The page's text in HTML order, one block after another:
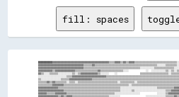
fill: spaces
██████████▓▓▓▓▓▓▓▓▓▓▓▓▓▓▓▓▓▓▓▓▓▓▓▓▓▓▓▓▓▓▓▓▓▓▓▓▓▓▓▓▒▒▒▒▓▓▓▓▒▒▓▓▒▒▓▓▓▓▒▒▒▒▒▒▒▒▒▒▒▒▒▒▒▒▒▒▒▒▒▒▒▒▒▒▒▒▒▒░░░░░░▒▒▒▒▒▒▒▒▒▒░░▒▒▓▓▒▒░░░░░░▒▒▒▒▒▒▒▒▒▒▒▒▒▒▒▒▒▒▒▒▒▒▒▒▒▒▒▒▒▒▒▒▒▒▒▒▒▒▓▓▓▓
▓▓▓▓▓▓▓▓▓▓▓▓▓▓▓▓▓▓▓▓▓▓▓▓▓▓▓▓▓▓▓▓▒▒▒▒▒▒▓▓▒▒▒▒▒▒▒▒▒▒▒▒▒▒▒▒▒▒▒▒▒▒▒▒▒▒▒▒▒▒▒▒▒▒▒▒▒▒▒▒▒▒▒▒░░░░░░▒▒▒▒▒▒▒▒░░░░░░░░░░▒▒▒▒▒▒▒▒▒▒▒▒▒▒▒▒▒▒▒▒▒▒▒▒▒▒▒▒▒▒▒▒▒▒▒▒▒▒▒▒░░░░░░░░░░░░▒▒▒▒▒▒▒▒▒▒
▓▓▓▓▓▓▓▓▓▓▓▓▓▓▓▓▓▓▓▓▓▓▓▓▓▓▓▓▓▓▓▓▒▒▒▒▒▒▒▒▒▒▒▒▒▒▒▒▒▒▒▒▒▒▒▒▒▒▒▒▒▒▒▒▒▒▒▒▒▒▒▒░░░░░░░░░░▒▒▒▒▒▒▒▒▒▒▒▒▒▒░░░░▒▒▒▒▒▒▒▒▒▒▒▒▒▒▒▒▒▒▒▒▒▒▒▒▒▒▒▒▒▒▒▒▒▒▒▒▒▒▒▒▒▒▒▒▒▒▒▒▒▒▒▒▒▒▒▒▒▒▒▒▒▒▒▒▒▒▒▒▒▒
▓▓▓▓▓▓▓▓▓▓▒▒▓▓▓▓▓▓▓▓▓▓▓▓▓▓▒▒▒▒▒▒▒▒▒▒▒▒▒▒▒▒▓▓▒▒▒▒▒▒▒▒▒▒▒▒▒▒▒▒░░░░            ░░  ░░░░░░░░░░▒▒░░▒▒░░▒▒░░░░░░░░░░▒▒▒▒▒▒▒▒▒▒▒▒▒▒▒▒▒▒▒▒▒▒▒▒▒▒▒▒▒▒▒▒▒▒▒▒░░▒▒▒▒▒▒▒▒▒▒▒▒▒▒▒▒▒▒▒▒▒▒
▓▓▒▒░░░░▒▒▒▒▒▒░░░░░░░░░░▒▒░░▒▒▓▓▓▓▓▓▓▓▓▓▓▓▒▒░░░░░░    ░░                ▒▒▒▒▒▒▒▒▒▒▒▒▒▒▒▒▒▒▒▒░░▒▒▒▒▒▒▒▒▒▒▒▒▒▒▒▒▒▒▒▒▒▒▒▒▒▒▒▒▒▒▒▒▒▒▒▒▒▒▒▒▒▒▒▒░░░░░░░░░░░░░░░░░░▒▒▒▒▒▒▒▒▒▒▒▒▒▒
░░░░░░░░░░░░░░░░░░░░▒▒▒▒▓▓▓▓▓▓▓▓▓▓▓▓▓▓▓▓▓▓▓▓▓▓▓▓▒▒▒▒▒▒▒▒▒▒▒▒▒▒▒▒▒▒▒▒▒▒▒▒▒▒▒▒▒▒▒▒▒▒▒▒▒▒▒▒▒▒▒▒▒▒▒▒▒▒▒▒▒▒▒▒░░░░░░░░▒▒▒▒▒▒▒▒▒▒▒▒▒▒▒▒▒▒▒▒▒▒▒▒▒▒▒▒▒▒▒▒▒▒▒▒▒▒▒▒░░    ░░░░░░░░▒▒▒▒
▒▒░░░░░░░░░░░░░░▒▒▒▒▒▒▓▓▓▓▓▓▓▓▓▓▓▓▓▓▓▓▒▒▒▒▒▒▒▒▒▒▒▒▒▒▒▒▒▒▒▒▒▒▒▒▒▒▒▒▒▒▒▒▒▒▒▒▒▒▒▒▒▒▒▒▒▒▒▒▒▒▒▒▒▒▒▒▒▒▒▒▒▒▒▒▒▒▒▒▒▒▒▒▒▒▒▒▒▒▒▒▒▒▒▒▒▒▒▒▒▒▒▒▒▒▒▒▒▒▒▒▒▒░░░░░░░░▒▒▒▒░░░░▒▒▒▒▒▒▒▒▒▒▒▒▒▒
▒▒▒▒▒▒▓▓▒▒▓▓▒▒▒▒▒▒▒▒░░▒▒▒▒░░▒▒▒▒▒▒▒▒▒▒▒▒▒▒▒▒▒▒▒▒▒▒▒▒▒▒▒▒░░▒▒▒▒▒▒▒▒▒▒░░▒▒▒▒▒▒▒▒▒▒▒▒▒▒▒▒▒▒▒▒▒▒▒▒▒▒▒▒▒▒▒▒▒▒▒▒▒▒▒▒▒▒▒▒▒▒░░░░░░░░▒▒▒▒░░░░░░░░░░        ░░▒▒▒▒▒▒▒▒▒▒▒▒▒▒▒▒▒▒▒▒▒▒
▒▒▒▒▒▒▒▒▒▒▓▓▓▓▓▓▓▓▒▒▒▒▒▒▒▒▒▒▒▒▒▒▒▒▒▒▒▒▒▒▒▒▒▒▒▒▒▒▒▒▒▒▒▒▒▒▒▒▒▒▒▒▒▒░░▒▒▒▒▒▒▒▒▒▒▒▒▒▒▒▒▒▒▒▒▒▒▒▒▒▒▒▒▒▒▒▒▒▒▒▒▒▒▒▒▒▒▒▒▒▒▒▒░░░░    ░░    ░░░░░░░░▒▒▒▒▒▒▒▒▒▒▒▒▒▒▒▒▒▒▒▒▒▒▒▒▒▒▒▒▒▒▒▒▒▒
▓▓▓▓▓▓▓▓▓▓▓▓▓▓▒▒▒▒▒▒▒▒▒▒▒▒▒▒▒▒▒▒▒▒▒▒▒▒▒▒▒▒▒▒▒▒▒▒▒▒▒▒▒▒▒▒▒▒░░░░░░░░░░░░░░░░░░░░░░░░░░▒▒▒▒▒▒▒▒▒▒▒▒▓▓▓▓▒▒▒▒▒▒▒▒▒▒▒▒    ░░░░▒▒░░░░░░░░░░▒▒▒▒▒▒▒▒▒▒▒▒▒▒▒▒▒▒▒▒▒▒▒▒░░░░▒▒▒▒▒▒▒▒▒▒
▓▓▓▓▓▓▓▓▓▓▓▓▓▓▓▓▓▓▒▒▒▒▒▒▒▒▒▒▒▒▒▒▒▒▒▒▒▒▒▒▒▒▒▒▒▒▒▒▒▒▒▒▒▒▒▒▒▒░░░░░░░░▒▒░░░░░░░░░░░░░░░░░░░░░░▒▒▒▒▓▓▓▓▓▓▒▒▒▒▓▓▓▓▒▒▓▓░░░░░░░░▒▒░░░░░░░░░░░░░░░░░░░░░░▒▒▒▒░░░░▒▒▒▒▒▒▒▒▒▒▒▒▒▒▒▒▒▒
▓▓▓▓▓▓▒▒▒▒▒▒▓▓▓▓▓▓▓▓▒▒▒▒▒▒▒▒▒▒▒▒▒▒▒▒▒▒▒▒▒▒▒▒▒▒▒▒▒▒▒▒▒▒░░░░░░░░░░░░░░░░░░            ░░░░░░▒▒▓▓▓▓▓▓▓▓▓▓▒▒▒▒▓▓▓▓▒▒░░░░░░░░░░▒▒▒▒░░░░░░░░░░░░░░░░░░░░░░░░░░░░░░▒▒▒▒▒▒▒▒▒▒▒▒▒▒
▓▓▓▓▓▓▓▓▓▓▓▓▓▓▒▒▓▓▒▒▓▓▓▓▒▒▒▒▒▒▒▒▒▒▒▒▒▒▒▒▒▒▒▒▒▒▒▒▒▒░░░░░░░░                  ░░░░░░░░░░░░░░▒▒▒▒▒▒▓▓▒▒▓▓▒▒▒▒▒▒▒▒░░░░░░░░░░░░░░░░░░░░░░░░░░░░▒▒▒▒▒▒░░░░░░░░░░░░░░░░░░░░░░▒▒▒▒
▓▓▓▓▓▓▒▒▒▒▒▒▓▓▒▒▒▒▒▒▒▒▒▒▒▒▒▒▒▒▒▒▒▒▒▒▒▒▒▒▒▒░░░░░░░░      ░░░░▒▒▒▒▒▒░░░░░░░░░░░░░░░░░░░░░░▒▒▒▒░░▓▓▒▒▒▒▒▒▒▒▒▒▒▒▒▒░░░░░░░░░░░░░░░░░░░░▒▒▒▒░░▒▒▒▒░░░░▒▒▒▒░░░░░░░░░░░░░░▒▒▒▒▒▒▒▒
▓▓▓▓▒▒▒▒▒▒▒▒▒▒▓▓▓▓▒▒▒▒▒▒▒▒▒▒▒▒▒▒▒▒▒▒▒▒▒▒░░░░▒▒▒▒▒▒▒▒▒▒▒▒░░░░░░░░▒▒▒▒▒▒░░▒▒░░░░░░░░░░░░░░▒▒▒▒░░░░░░▒▒░░▒▒░░▒▒▒▒▒▒░░░░░░░░░░░░░░░░░░░░▒▒▒▒▒▒▒▒░░▒▒▒▒░░░░░░░░░░░░░░░░░░░░▒▒▒▒
▒▒▒▒▒▒▒▒▒▒▒▒▒▒▒▒▒▒▒▒▒▒▒▒▒▒▒▒░░░░░░░░░░▒▒▒▒▒▒▒▒▒▒▒▒▒▒░░▒▒▒▒▒▒▒▒▒▒░░▒▒▒▒▒▒░░░░░░░░░░░░░░░░▒▒▒▒░░░░▒▒▒▒▒▒▒▒▒▒▒▒▒▒▒▒▒▒▒▒░░░░░░░░░░░░░░░░░░░░░░░░░░░░░░░░░░░░▒▒▒▒▒▒▒▒▒▒▒▒▒▒▒▒▒▒
▒▒▒▒▒▒▒▒▒▒▒▒▒▒▒▒▒▒▒▒▒▒▒▒░░░░░░░░░░░░░░░░▒▒▒▒▒▒▒▒▒▒▒▒▒▒░░░░░░▒▒░░░░▒▒░░░░░░  ░░░░░░░░░░░░▒▒▒▒░░░░▒▒░░▒▒▒▒▒▒▒▒▒▒▒▒▒▒░░░░░░░░░░░░░░░░░░░░░░░░░░░░░░░░░░▒▒▒▒▒▒▒▒▒▒▒▒▒▒▓▓▓▓▓▓▒▒
░░▒▒▒▒▒▒░░░░░░░░░░░░░░░░░░░░▒▒▒▒▒▒▒▒▒▒▒▒▒▒▒▒▒▒▒▒▒▒▒▒▒▒░░░░░░▒▒▒▒▒▒░░░░      ░░░░░░░░░░░░░░▒▒░░▒▒▒▒▒▒▒▒░░▒▒▒▒▒▒▒▒▒▒▒▒░░░░░░░░░░░░░░░░░░░░░░░░░░░░░░▒▒▒▒▒▒▒▒▒▒▒▒▒▒▒▒▒▒▓▓▓▓▓▓
░░░░░░░░░░▒▒▒▒▒▒▒▒▒▒▒▒▒▒░░░░▒▒▒▒▒▒▒▒▒▒▒▒▒▒▒▒▒▒░░░░▒▒▒▒░░░░░░░░░░░░  ░░  ░░    ░░░░░░░░░░░░▒▒▒▒▒▒▒▒░░░░▒▒░░▒▒▒▒▒▒▒▒░░░░░░░░░░░░░░░░░░░░░░░░░░░░▒▒▒▒▒▒▒▒▒▒▒▒▒▒▒▒▒▒▒▒▒▒▒▒▒▒▓▓
▒▒▒▒▒▒▒▒▒▒▒▒▒▒▒▒░░░░▒▒░░▒▒▒▒▒▒▒▒▒▒▒▒▒▒▒▒▒▒▒▒▒▒▒▒▒▒▒▒░░░░░░░░░░░░░░░░░░▓▓▒▒░░  ░░░░░░░░░░░░░░▒▒▒▒▒▒░░░░░░░░░░▒▒▒▒▒▒▒▒░░░░░░░░░░░░░░▒▒▒▒▒▒▒▒▒▒▒▒▒▒▒▒▒▒▒▒▒▒▒▒▒▒▒▒▒▒▒▒▒▒▒▒▓▓▒▒
▓▓▒▒▒▒▒▒▒▒▒▒▒▒▒▒▒▒▒▒▒▒▒▒▒▒▒▒▒▒▒▒▒▒▒▒▒▒▒▒▒▒▒▒░░░░▒▒░░░░░░░░░░░░░░░░░░▒▒▓▓▒▒▒▒░░░░░░░░░░░░░░░░░░▒▒░░░░░░        ▒▒░░▒▒▒▒░░░░░░░░▒▒▒▒▒▒▒▒▒▒▒▒▒▒▒▒▒▒▒▒▒▒▒▒▒▒▒▒▒▒▒▒▒▒▒▒▒▒▓▓▓▓▓▓
▒▒▒▒▒▒▒▒▒▒▒▒▒▒▒▒▒▒▒▒▒▒▒▒▒▒▒▒▒▒▒▒▒▒░░░░▒▒▒▒▒▒▒▒▒▒░░░░░░░░░░░░░░░░░░░░░░░░░░░░░░░░░░░░░░░░░░▒▒░░░░░░              ░░░░░░▒▒▒▒▒▒▒▒▒▒▒▒▒▒▒▒▒▒▒▒▒▒▒▒▒▒▒▒▒▒▒▒▒▒▒▒▒▒▒▒▒▒▒▒▒▒▒▒▒▒▓▓
▒▒▒▒▒▒▒▒▒▒▒▒▒▒▒▒▒▒▒▒▒▒░░▒▒▒▒░░░░░░░░░░░░░░░░░░░░░░░░░░░░░░░░░░░░░░░░░░▒▒░░░░░░░░░░░░░░░░░░░░░░  ░░                  ░░▒▒░░▒▒▒▒▒▒▒▒▒▒▒▒▒▒▒▒▒▒▒▒▒▒▒▒▒▒▒▒▒▒▒▒▒▒▒▒▒▒▒▒▒▒▒▒▒▒▓▓
▓▓▒▒▒▒▒▒▒▒▒▒▒▒▒▒▒▒▒▒▒▒▒▒▒▒░░░░░░░░░░░░░░░░░░░░░░░░░░░░░░░░░░░░░░░░░░░░▒▒░░░░░░░░░░░░░░░░▓▓░░░░  ░░                      ░░░░▒▒▒▒▒▒▒▒▒▒▒▒▒▒▒▒▒▒▒▒▒▒▒▒▒▒▒▒▒▒▒▒▒▒▓▓▒▒▒▒▒▒▓▓▓▓
▒▒▒▒▒▒▒▒▒▒▒▒▒▒▒▒▒▒▒▒▒▒▒▒▒▒▒▒▒▒▒▒▒▒▒▒░░░░░░░░░░░░▒▒░░░░░░░░░░░░░░░░░░░░░░▒▒░░░░░░░░░░░░░░▒▒░░    ░░                ░░        ▒▒▒▒▒▒▒▒▒▒▒▒▒▒▒▒▒▒▒▒▒▒▒▒▒▒▒▒▒▒▒▒▒▒▒▒▓▓▒▒▒▒▒▒▓▓
▒▒▒▒▒▒▒▒▒▒▒▒▒▒▒▒▒▒▒▒▒▒▒▒▒▒▒▒▒▒▒▒▒▒▒▒▒▒▒▒▒▒▒▒▒▒▒▒▒▒▒▒▒▒░░░░░░░░░░░░░░▒▒░░░░░░░░░░░░░░░░▒▒░░░░  ░░░░░░              ▓▓▒▒░░    ▒▒▒▒▒▒▒▒▒▒▒▒▒▒▒▒▒▒▒▒▒▒▒▒▒▒▒▒▒▒▒▒▒▒▒▒▒▒▒▒▒▒▓▓▓▓
▒▒▒▒▒▒▒▒▒▒▒▒▒▒▒▒▒▒▒▒▒▒▒▒▒▒▒▒▒▒▒▒░░░░░░▒▒▒▒▒▒▒▒░░░░░░░░░░░░░░░░░░░░░░░░▒▒░░░░░░░░░░░░░░▓▓░░░░  ░░░░░░              ▓▓▓▓▓▓▒▒░░▒▒▒▒▒▒▒▒▒▒▒▒▒▒▒▒▒▒▒▒▒▒▒▒▒▒▒▒▒▒▒▒▒▒▒▒▒▒▒▒▒▒▒▒▒▒
▒▒▒▒▒▒▒▒▒▒▒▒▒▒▒▒▒▒▒▒▒▒▒▒▒▒▒▒▒▒▒▒░░░░░░░░░░░░░░░░░░░░░░░░░░░░░░░░░░░░░░░░░░░░░░░░░░░░▓▓▓▓░░  ░░░░░░░░              ▓▓▓▓▓▓▓▓▓▓▒▒▒▒▒▒▒▒▒▒▒▒▒▒▒▒▒▒▒▒▒▒▒▒▒▒▒▒▒▒▒▒▒▒▒▒▒▒▒▒▒▒▒▒▒▒
▒▒▒▒▒▒▒▒▒▒▒▒▒▒▒▒▒▒▒▒▒▒▒▒▒▒▒▒▒▒▒▒░░░░░░░░░░░░░░░░░░░░░░░░░░░░░░░░░░░░░░░░▒▒░░░░░░░░▒▒▓▓▓▓░░░░░░░░░░░░              ▓▓▓▓▓▓▓▓▓▓▓▓▒▒▒▒▒▒▒▒▒▒▒▒▒▒▒▒▒▒▒▒▒▒▒▒▒▒▒▒▒▒▒▒▒▒▒▒▒▒▒▒▒▒▒▒
▒▒▒▒▒▒▒▒▒▒▒▒▒▒▒▒▒▒▒▒▒▒▒▒▒▒▒▒▒▒▒▒▒▒░░░░░░░░░░░░░░░░░░░░░░░░░░░░░░░░░░░░░░▒▒▒▒░░░░▒▒▓▓▓▓▓▓░░░░░░░░░░░░              ░░▓▓▓▓▓▓▓▓▓▓▒▒▒▒▒▒▒▒▒▒▒▒▒▒▒▒▒▒▒▒▒▒▒▒▒▒▒▒▒▒▒▒▒▒▒▒▒▒▒▒▒▒▒▒
▒▒▒▒▒▒▒▒▒▒▒▒▒▒▒▒▒▒▒▒▒▒▒▒▒▒▒▒▒▒▒▒▒▒░░▒▒▒▒░░░░░░░░░░░░░░░░░░░░░░░░░░░░░░░░▒▒▒▒░░░░▓▓▓▓▓▓▒▒░░░░▒▒░░░░░░              ░░▓▓▓▓▓▓▓▓▓▓▒▒▒▒▒▒▒▒▒▒▒▒▒▒▒▒▒▒▒▒▒▒▒▒▒▒▒▒▒▒▒▒▒▒▒▒▒▒▒▒▒▒▒▒
▒▒▒▒▒▒▒▒▒▒▒▒▒▒▒▒▒▒▒▒▒▒▒▒▒▒▒▒▒▒▒▒▒▒▒▒░░░░░░░░░░░░░░░░░░░░░░░░░░░░░░░░░░░░░░░░░░░░▒▒▓▓▒▒▓▓░░░░░░░░░░░░                ▓▓▓▓▓▓▓▓▓▓▒▒▒▒▒▒▒▒▒▒▒▒▒▒▒▒▒▒▒▒▒▒▒▒▒▒▒▒▒▒▒▒▒▒▒▒▒▒▒▒▒▒▒▒
▒▒▒▒▒▒▒▒▒▒▒▒▒▒▒▒▒▒▒▒▒▒▒▒▒▒▒▒▒▒▒▒░░░░░░░░░░░░░░░░░░░░░░░░░░░░░░░░░░░░░░░░░░░░▒▒▒▒▒▒▓▓▒▒▒▒░░░░░░░░▒▒░░░░                ▒▒▒▒▒▒▓▓▒▒▒▒▒▒▒▒▒▒▒▒▒▒▒▒▒▒▒▒▒▒▒▒▒▒▒▒▒▒▒▒▒▒▒▒▒▒▒▒▒▒▒▒
▓▓▒▒▒▒▒▒▒▒▒▒▒▒▒▒▒▒▒▒▒▒▒▒▒▒▒▒░░░░░░░░░░░░░░░░░░░░░░░░░░░░░░░░░░░░░░░░░░░░▒▒▒▒▒▒░░▒▒▓▓▒▒▒▒▓▓░░░░░░▒▒▒▒░░░░░░            ░░░░▒▒▓▓▒▒▒▒▒▒▒▒▒▒▒▒▒▒▒▒▒▒▒▒▒▒▒▒▒▒▒▒▒▒▒▒▒▒▒▒▒▒▒▒▒▒▒▒